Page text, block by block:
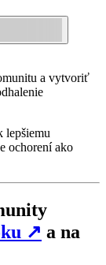
a vytvoriť
lepšiemu
ochorení ako
↗ a na